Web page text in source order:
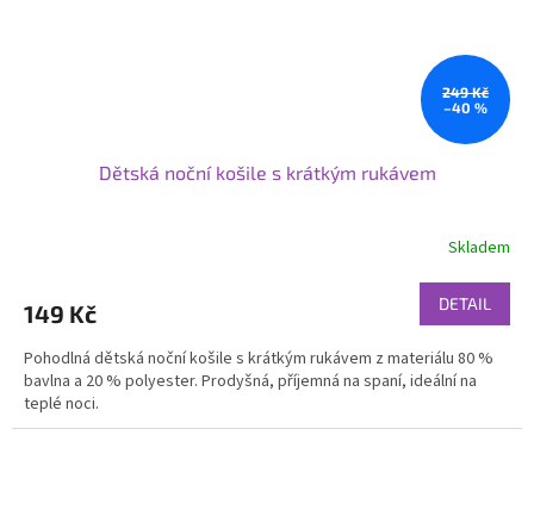
249 Kč
–40 %
Dětská noční košile s krátkým rukávem
Skladem
149 Kč DETAIL
Pohodlná dětská noční košile s krátkým rukávem z materiálu 80 %
bavlna a 20 % polyester. Prodyšná, příjemná na spaní, ideální na
teplé noci.